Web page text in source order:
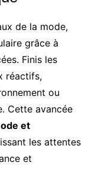
de la mode,
grâce à
Finis les
réactifs,
ou
Cette avancée
et
les attentes
et